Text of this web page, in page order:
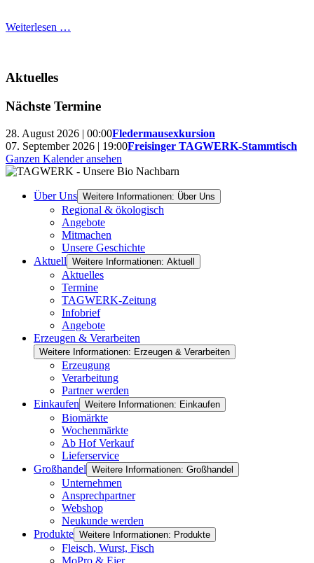
Weiterlesen …
Aktuelles
Nächste Termine
28. August 2026 | 00:00Fledermausexkursion
07. September 2026 | 19:00Freisinger TAGWERK-Stammtisch
Ganzen Kalender ansehen
Über Uns Weitere Informationen: Über Uns
Regional & ökologisch
Angebote
Mitmachen
Unsere Geschichte
Aktuell Weitere Informationen: Aktuell
Aktuelles
Termine
TAGWERK-Zeitung
Infobrief
Angebote
Erzeugen & Verarbeiten
Weitere Informationen: Erzeugen & Verarbeiten
Erzeugung
Verarbeitung
Partner werden
Einkaufen Weitere Informationen: Einkaufen
Biomärkte
Wochenmärkte
Ab Hof Verkauf
Lieferservice
Großhandel Weitere Informationen: Großhandel
Unternehmen
Ansprechpartner
Webshop
Neukunde werden
Produkte Weitere Informationen: Produkte
Fleisch, Wurst, Fisch
MoPro & Eier